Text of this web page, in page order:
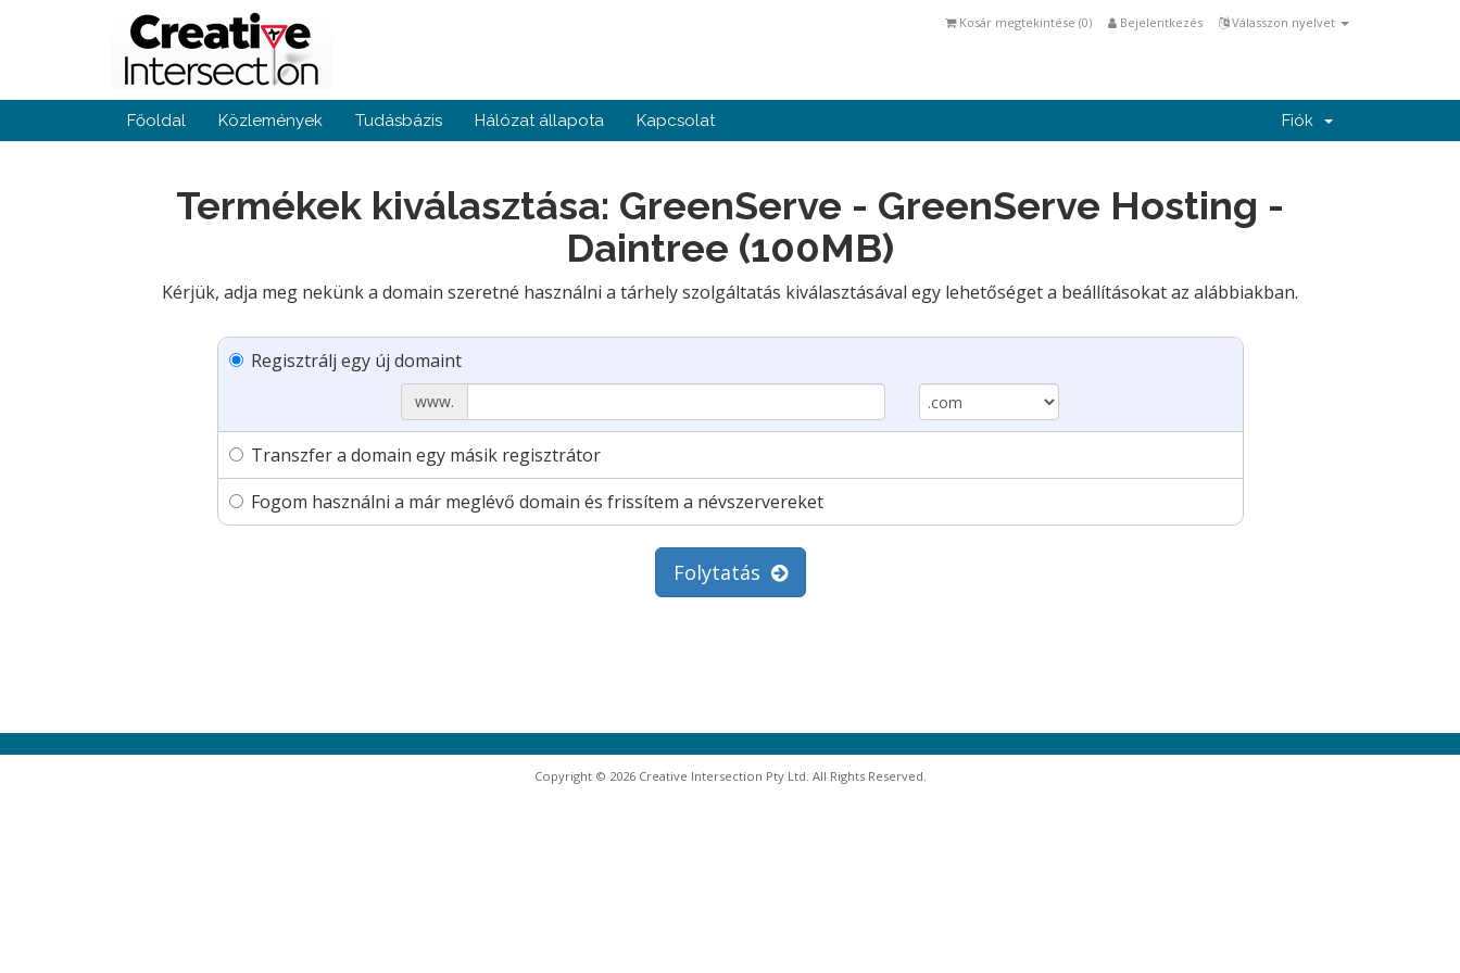
Válasszon nyelvet
Bejelentkezés
Kosár megtekintése (0)
Főoldal Közlemények Tudásbázis Hálózat állapota Kapcsolat Fiók
Termékek kiválasztása: GreenServe - GreenServe Hosting -
Daintree (100MB)
Kérjük, adja meg nekünk a domain szeretné használni a tárhely szolgáltatás kiválasztásával egy lehetőséget a beállításokat az alábbiakban.
Regisztrálj egy új domaint
www.
Transzfer a domain egy másik regisztrátor
Fogom használni a már meglévő domain és frissítem a névszervereket
Folytatás
Copyright © 2026 Creative Intersection Pty Ltd. All Rights Reserved.